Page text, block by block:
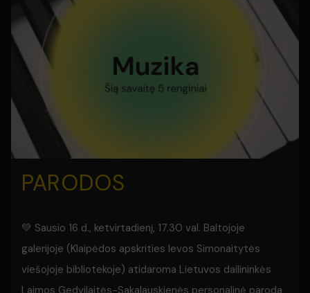
PARODOS
💚 Sausio 16 d., ketvirtadienį, 17.30 val. Baltojoje
galerijoje (Klaipėdos apskrities Ievos Simonaitytės
viešojoje bibliotekoje) atidaroma Lietuvos dailininkės
Laimos Gedvilaitės-Sakalauskienės personalinė paroda